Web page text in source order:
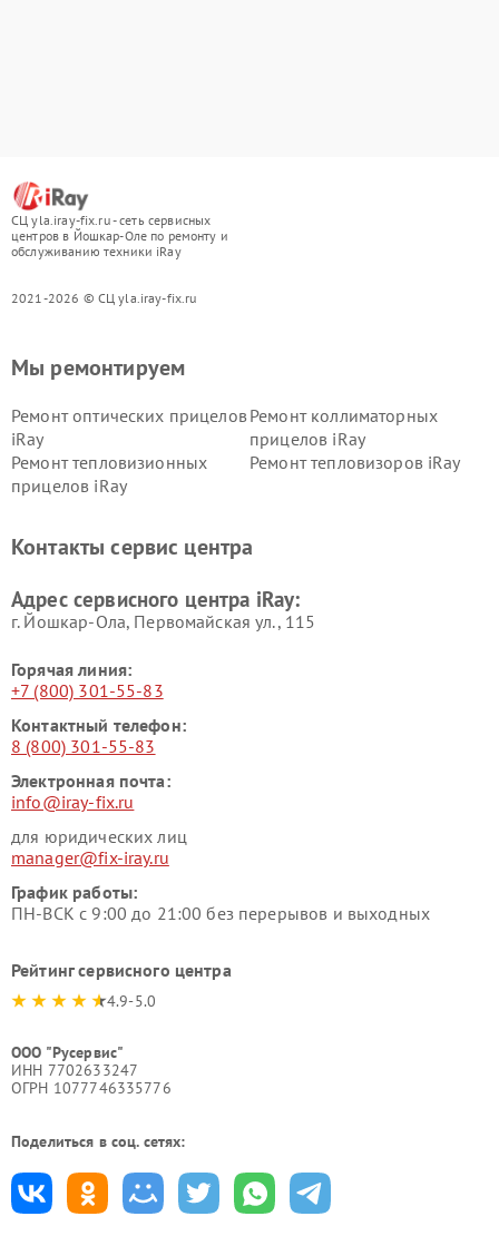
СЦ yla.iray-fix.ru - сеть сервисных
центров в Йошкар-Оле по ремонту и
обслуживанию техники iRay
2021-2026 © СЦ yla.iray-fix.ru
Мы ремонтируем
Ремонт оптических прицелов
iRay
Ремонт коллиматорных
прицелов iRay
Ремонт тепловизионных
прицелов iRay
Ремонт тепловизоров iRay
Контакты сервис центра
Адрес сервисного центра iRay:
г. Йошкар-Ола, Первомайская ул., 115
Горячая линия:
+7 (800) 301-55-83
Контактный телефон:
8 (800) 301-55-83
Электронная почта:
info@iray-fix.ru
для юридических лиц
manager@fix-iray.ru
График работы:
ПН-ВСК с 9:00 до 21:00 без перерывов и выходных
Рейтинг сервисного центра
4.9-5.0
ООО "Русервис"
ИНН 7702633247
ОГРН 1077746335776
Поделиться в соц. сетях: